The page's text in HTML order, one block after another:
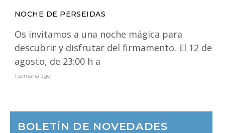
NOCHE DE PERSEIDAS
Os invitamos a una noche mágica para
descubrir y disfrutar del firmamento. El 12 de
agosto, de 23:00 h a
1 semana ago
BOLETÍN DE NOVEDADES